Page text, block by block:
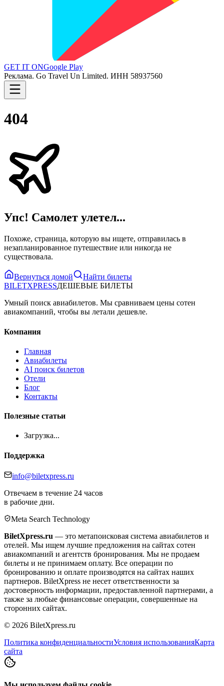
GET IT ONGoogle Play
Реклама. Go Travel Un Limited. ИНН 58937560
404
Упс! Самолет улетел...
Похоже, страница, которую вы ищете, отправилась в
незапланированное путешествие или никогда не
существовала.
Вернуться домой
Найти билеты
BILETXPRESSДЕШЕВЫЕ БИЛЕТЫ
Умный поиск авиабилетов. Мы сравниваем цены сотен
авиакомпаний, чтобы вы летали дешевле.
Компания
Главная
Авиабилеты
AI поиск билетов
Отели
Блог
Контакты
Полезные статьи
Загрузка...
Поддержка
info@biletxpress.ru
Отвечаем в течение 24 часов
в рабочие дни.
Meta Search Technology
BiletXpress.ru — это метапоисковая система авиабилетов и
отелей. Мы ищем лучшие предложения на сайтах сотен
авиакомпаний и агентств бронирования. Мы не продаем
билеты и не принимаем оплату. Все операции по
бронированию и оплате производятся на сайтах наших
партнеров. BiletXpress не несет ответственности за
достоверность информации, предоставленной партнерами, а
также за любые финансовые операции, совершенные на
сторонних сайтах.
© 2026 BiletXpress.ru
Политика конфиденциальностиУсловия использованияКарта
сайта